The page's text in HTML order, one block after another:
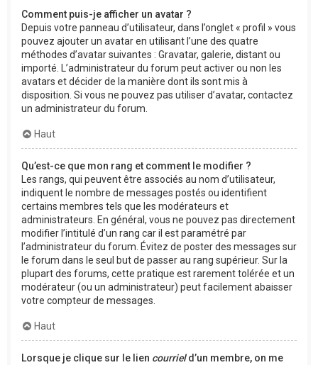
Comment puis-je afficher un avatar ?
Depuis votre panneau d’utilisateur, dans l’onglet « profil » vous
pouvez ajouter un avatar en utilisant l’une des quatre
méthodes d’avatar suivantes : Gravatar, galerie, distant ou
importé. L’administrateur du forum peut activer ou non les
avatars et décider de la manière dont ils sont mis à
disposition. Si vous ne pouvez pas utiliser d’avatar, contactez
un administrateur du forum.
Haut
Qu’est-ce que mon rang et comment le modifier ?
Les rangs, qui peuvent être associés au nom d’utilisateur,
indiquent le nombre de messages postés ou identifient
certains membres tels que les modérateurs et
administrateurs. En général, vous ne pouvez pas directement
modifier l’intitulé d’un rang car il est paramétré par
l’administrateur du forum. Évitez de poster des messages sur
le forum dans le seul but de passer au rang supérieur. Sur la
plupart des forums, cette pratique est rarement tolérée et un
modérateur (ou un administrateur) peut facilement abaisser
votre compteur de messages.
Haut
Lorsque je clique sur le lien courrield’un membre, on me